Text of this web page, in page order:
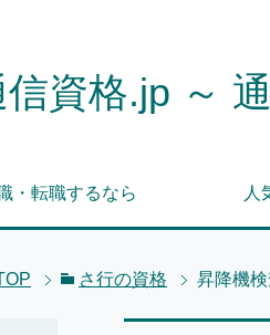
信資格.jp ～
・転職するなら 人
さ行の資格 昇降機